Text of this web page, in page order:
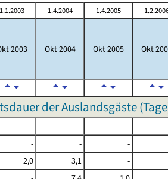
1.1.2003 1.4.2004 1.4.2005
2003 Okt 2004 Okt 2005 Okt
der Auslandsgäste
- - -
- - -
2,0 3,1 -